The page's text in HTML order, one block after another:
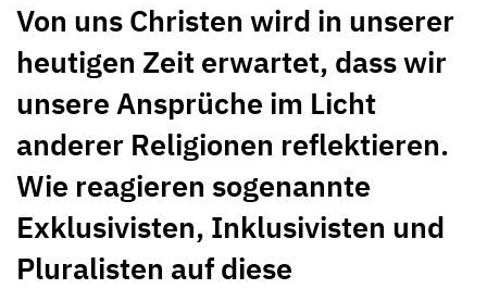
Von uns Christen wird in unserer
heutigen Zeit erwartet, dass wir
unsere Ansprüche im Licht
anderer Religionen reflektieren.
Wie reagieren sogenannte
Exklusivisten, Inklusivisten und
Pluralisten auf diese